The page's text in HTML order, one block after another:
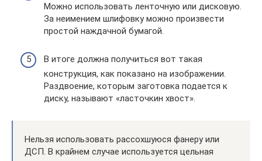
Можно использовать ленточную или дисковую.
За неимением шлифовку можно произвести
простой наждачной бумагой.
В итоге должна получиться вот такая
конструкция, как показано на изображении.
Раздвоение, которым заготовка подается к
диску, называют «ласточкин хвост».
Нельзя использовать рассохшуюся фанеру или
ДСП. В крайнем случае используется цельная